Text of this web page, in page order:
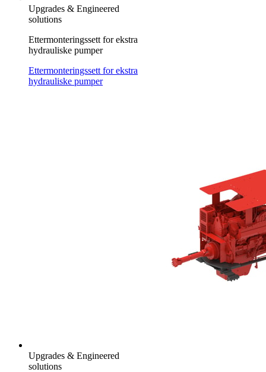
Upgrades & Engineered
solutions
Ettermonteringssett for ekstra
hydrauliske pumper
Ettermonteringssett for ekstra
hydrauliske pumper
Upgrades & Engineered
solutions